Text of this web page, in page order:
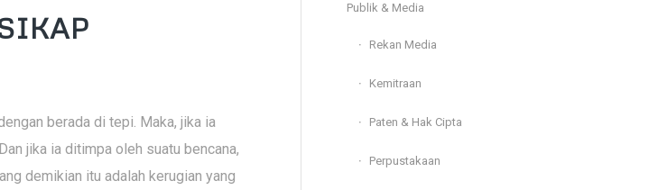
berada di tepi. Maka, jika ia
jika ia ditimpa oleh suatu bencana,
demikian itu adalah kerugian yang
Publik & Media
Rekan Media
Kemitraan
Paten & Hak Cipta
Perpustakaan